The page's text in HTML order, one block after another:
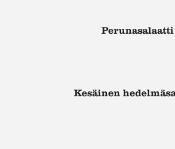
Perunasalaatti
Kesäinen